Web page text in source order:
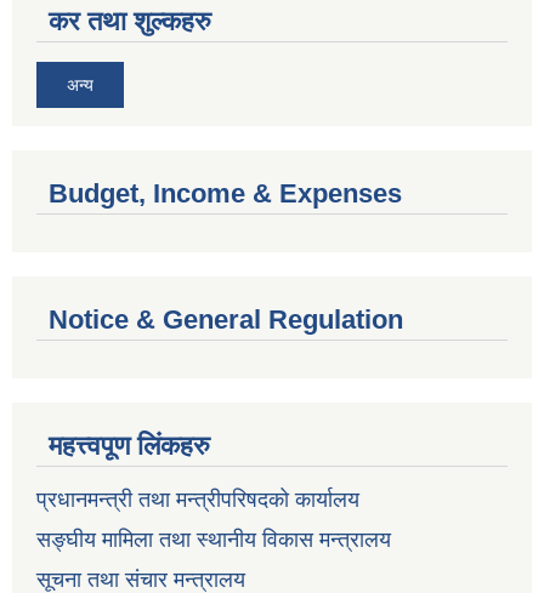
कर तथा शुल्कहरु
अन्य
Budget, Income & Expenses
Notice & General Regulation
महत्त्वपूण लिंकहरु
प्रधानमन्त्री तथा मन्त्रीपरिषदको कार्यालय
सङ्घीय मामिला तथा स्थानीय विकास मन्त्रालय
सूचना तथा संचार मन्त्रालय